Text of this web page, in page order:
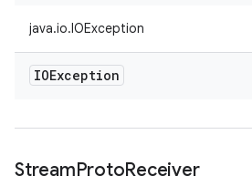
java.io.IOException
IOException
StreamProtoReceiver